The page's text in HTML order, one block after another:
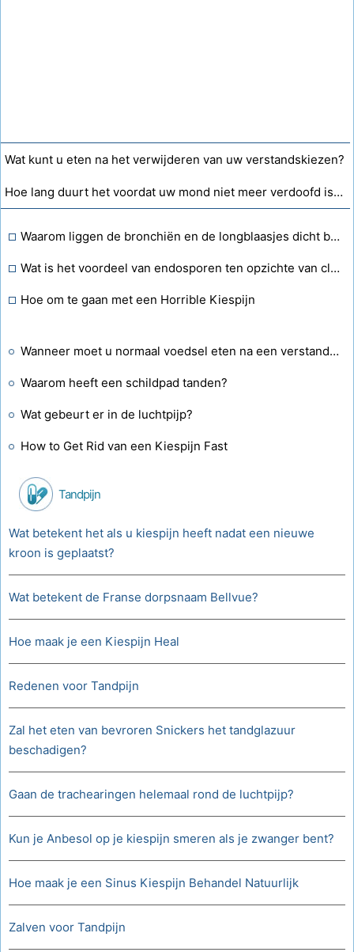
Wat kunt u eten na het verwijderen van uw verstandskiezen?
Hoe lang duurt het voordat uw mond niet meer verdoofd is nadat uw verstandskiezen zijn getrokken?
Waarom liggen de bronchiën en de longblaasjes dicht bij elkaar?
Wat is het voordeel van endosporen ten opzichte van clostridium?
Hoe om te gaan met een Horrible Kiespijn
Wanneer moet u normaal voedsel eten na een verstandskiesextractie?
Waarom heeft een schildpad tanden?
Wat gebeurt er in de luchtpijp?
How to Get Rid van een Kiespijn Fast
Tandpijn
Wat betekent het als u kiespijn heeft nadat een nieuwe
kroon is geplaatst?
Wat betekent de Franse dorpsnaam Bellvue?
Hoe maak je een Kiespijn Heal
Redenen voor Tandpijn
Zal het eten van bevroren Snickers het tandglazuur
beschadigen?
Gaan de trachearingen helemaal rond de luchtpijp?
Kun je Anbesol op je kiespijn smeren als je zwanger bent?
Hoe maak je een Sinus Kiespijn Behandel Natuurlijk
Zalven voor Tandpijn